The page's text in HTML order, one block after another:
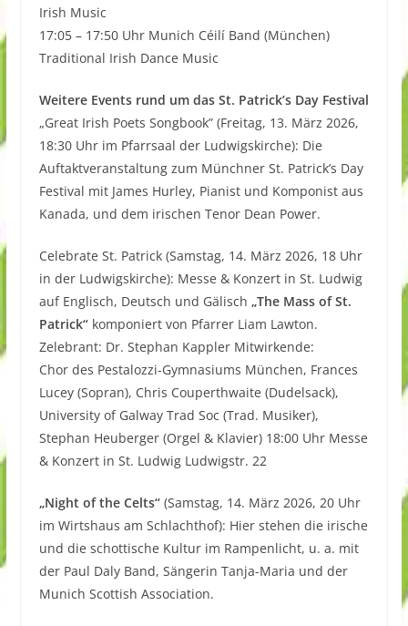
Irish Music
17:05 – 17:50 Uhr Munich Céilí Band (München)
Traditional Irish Dance Music
Weitere Events rund um das St. Patrick’s Day Festival
„Great Irish Poets Songbook” (Freitag, 13. März 2026,
18:30 Uhr im Pfarrsaal der Ludwigskirche): Die
Auftaktveranstaltung zum Münchner St. Patrick’s Day
Festival mit James Hurley, Pianist und Komponist aus
Kanada, und dem irischen Tenor Dean Power.
Celebrate St. Patrick (Samstag, 14. März 2026, 18 Uhr
in der Ludwigskirche): Messe & Konzert in St. Ludwig
auf Englisch, Deutsch und Gälisch „The Mass of St.
Patrick“ komponiert von Pfarrer Liam Lawton.
Zelebrant: Dr. Stephan Kappler Mitwirkende:
Chor des Pestalozzi-Gymnasiums München, Frances
Lucey (Sopran), Chris Couperthwaite (Dudelsack),
University of Galway Trad Soc (Trad. Musiker),
Stephan Heuberger (Orgel & Klavier) 18:00 Uhr Messe
& Konzert in St. Ludwig Ludwigstr. 22
„Night of the Celts“(Samstag, 14. März 2026, 20 Uhr
im Wirtshaus am Schlachthof): Hier stehen die irische
und die schottische Kultur im Rampenlicht, u. a. mit
der Paul Daly Band, Sängerin Tanja-Maria und der
Munich Scottish Association.